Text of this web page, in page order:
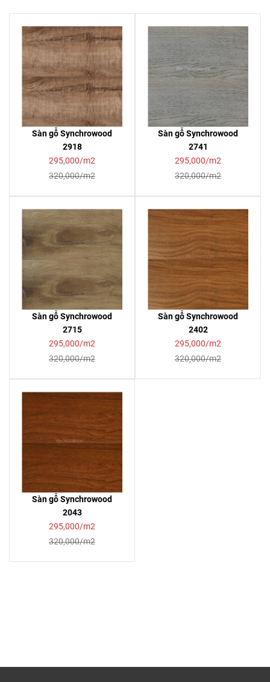
Sàn gỗ Synchrowood
2918
295,000/m2
320,000/m2
Sàn gỗ Synchrowood
2741
295,000/m2
320,000/m2
Sàn gỗ Synchrowood
2715
295,000/m2
320,000/m2
Sàn gỗ Synchrowood
2402
295,000/m2
320,000/m2
Sàn gỗ Synchrowood
2043
295,000/m2
320,000/m2